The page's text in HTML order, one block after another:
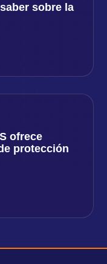
sobre la
ofrece
protección